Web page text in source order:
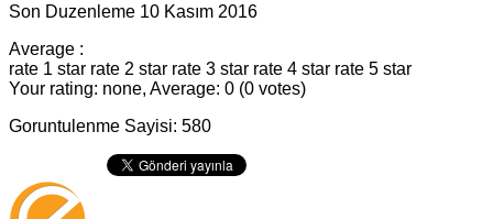
Son Duzenleme 10 Kasım 2016
Average :
rate 1 star rate 2 star rate 3 star rate 4 star rate 5 star
Your rating: none, Average: 0 (0 votes)
Goruntulenme Sayisi: 580